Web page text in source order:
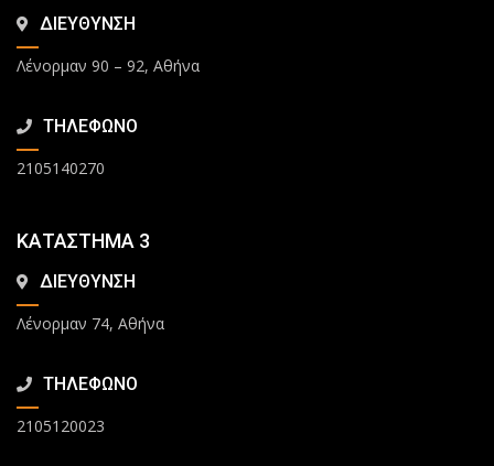
ΔΙΕΥΘΥΝΣΗ
Λένορμαν 90 – 92, Αθήνα
ΤΗΛΕΦΩΝΟ
2105140270
ΚΑΤΑΣΤΗΜΑ 3
ΔΙΕΥΘΥΝΣΗ
Λένορμαν 74, Αθήνα
ΤΗΛΕΦΩΝΟ
2105120023